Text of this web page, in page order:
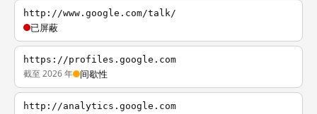
http://www.google.com/talk/
已屏蔽
https://profiles.google.com
截至 2026 年 间歇性
http://analytics.google.com